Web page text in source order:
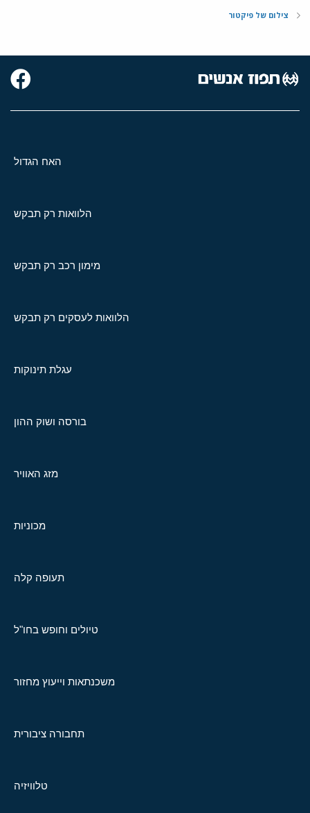
צילום של פיקטור
האח הגדול
הלוואות רק תבקש
מימון רכב רק תבקש
הלוואות לעסקים רק תבקש
עגלת תינוקות
בורסה ושוק ההון
מזג האוויר
מכוניות
תעופה קלה
טיולים וחופש בחו"ל
משכנתאות וייעוץ מחזור
תחבורה ציבורית
טלוויזיה